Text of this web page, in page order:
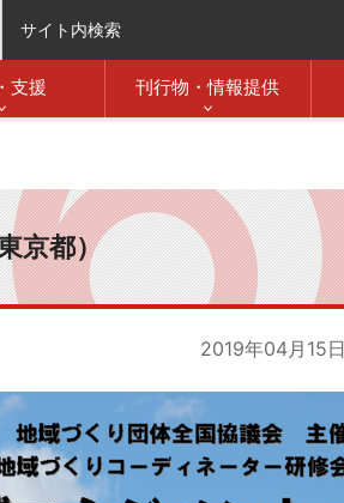
サイト内検索
支援 刊行物・情報提供
京都）
2019年04月15日